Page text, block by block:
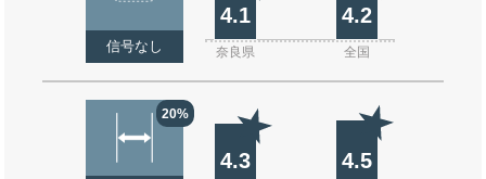
信号なし
4.1 4.2
奈良県 全国
20%
4.3 4.5